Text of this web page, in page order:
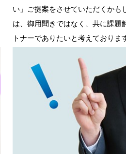
い」ご提案をさせていただくかも
は、御用聞きではなく、共に課題
トナーでありたいと考えておりま